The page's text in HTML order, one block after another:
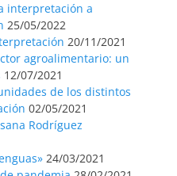
interpretación a
25/05/2022
20/11/2021
agroalimentario: un
12/07/2021
de los distintos
02/05/2021
Rodríguez
24/03/2021